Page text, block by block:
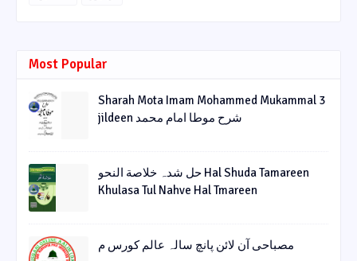
Most Popular
Sharah Mota Imam Mohammed Mukammal 3
jildeen شرح موطا امام محمد
حل شدہ خلاصة النحو Hal Shuda Tamareen
Khulasa Tul Nahve Hal Tmareen
مصباحی آن لائن پانچ سالہ عالم کورس م